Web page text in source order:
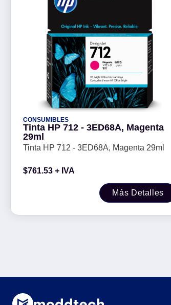
CONSUMIBLES
Tinta HP 712 - 3ED68A, Magenta
29ml
Tinta HP 712 - 3ED68A, Magenta 29ml
$761.53 + IVA
Más Detalles